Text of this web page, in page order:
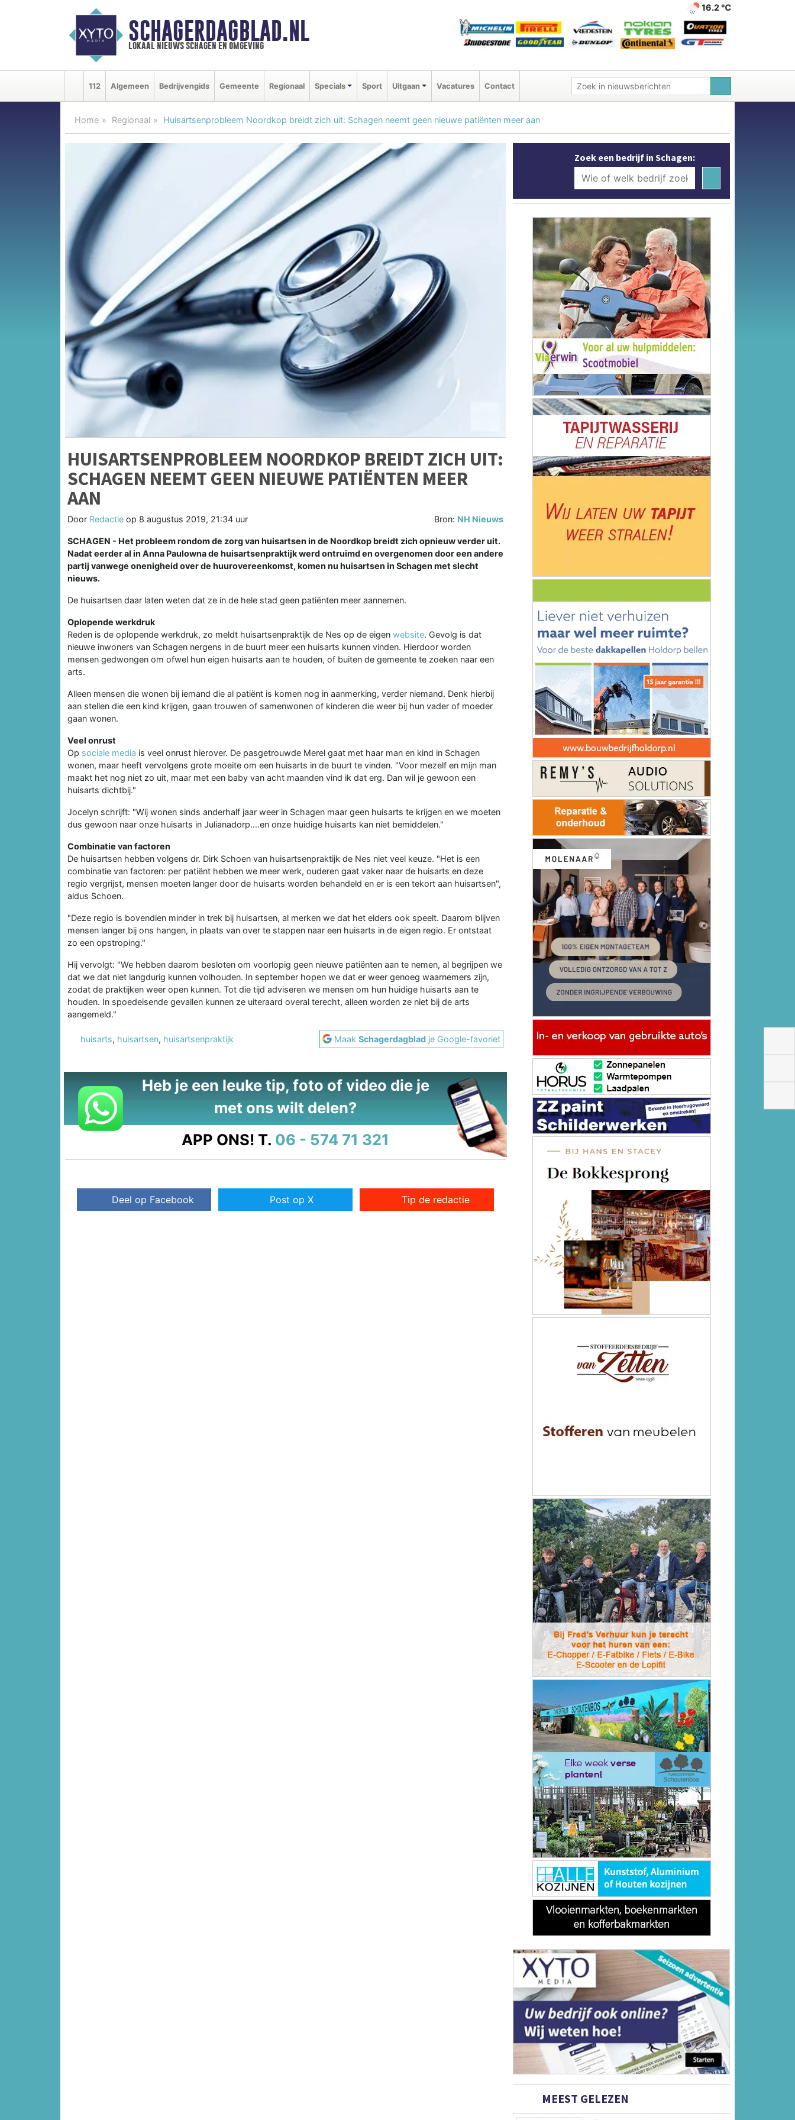
SCHAGERDAGBLAD.NL
lokaal nieuws schagen en omgeving
16.2 ℃
112 Algemeen Bedrijvengids Gemeente Regionaal Specials Sport Uitgaan Vacatures Contact
Home Regionaal Huisartsenprobleem Noordkop breidt zich uit: Schagen neemt geen nieuwe patiënten meer aan
HUISARTSENPROBLEEM NOORDKOP BREIDT ZICH UIT:
SCHAGEN NEEMT GEEN NIEUWE PATIËNTEN MEER
AAN
Door Redactie op 8 augustus 2019, 21:34 uur Bron: NH Nieuws
SCHAGEN - Het probleem rondom de zorg van huisartsen in de Noordkop breidt zich opnieuw verder uit.
Nadat eerder al in Anna Paulowna de huisartsenpraktijk werd ontruimd en overgenomen door een andere
partij vanwege onenigheid over de huurovereenkomst, komen nu huisartsen in Schagen met slecht
nieuws.
De huisartsen daar laten weten dat ze in de hele stad geen patiënten meer aannemen.
Oplopende werkdruk
Reden is de oplopende werkdruk, zo meldt huisartsenpraktijk de Nes op de eigen website. Gevolg is dat
nieuwe inwoners van Schagen nergens in de buurt meer een huisarts kunnen vinden. Hierdoor worden
mensen gedwongen om ofwel hun eigen huisarts aan te houden, of buiten de gemeente te zoeken naar een
arts.
Alleen mensen die wonen bij iemand die al patiënt is komen nog in aanmerking, verder niemand. Denk hierbij
aan stellen die een kind krijgen, gaan trouwen of samenwonen of kinderen die weer bij hun vader of moeder
gaan wonen.
Veel onrust
Op sociale media is veel onrust hierover. De pasgetrouwde Merel gaat met haar man en kind in Schagen
wonen, maar heeft vervolgens grote moeite om een huisarts in de buurt te vinden. "Voor mezelf en mijn man
maakt het nog niet zo uit, maar met een baby van acht maanden vind ik dat erg. Dan wil je gewoon een
huisarts dichtbij."
Jocelyn schrijft: "Wij wonen sinds anderhalf jaar weer in Schagen maar geen huisarts te krijgen en we moeten
dus gewoon naar onze huisarts in Julianadorp....en onze huidige huisarts kan niet bemiddelen."
Combinatie van factoren
De huisartsen hebben volgens dr. Dirk Schoen van huisartsenpraktijk de Nes niet veel keuze. "Het is een
combinatie van factoren: per patiënt hebben we meer werk, ouderen gaat vaker naar de huisarts en deze
regio vergrijst, mensen moeten langer door de huisarts worden behandeld en er is een tekort aan huisartsen",
aldus Schoen.
"Deze regio is bovendien minder in trek bij huisartsen, al merken we dat het elders ook speelt. Daarom blijven
mensen langer bij ons hangen, in plaats van over te stappen naar een huisarts in de eigen regio. Er ontstaat
zo een opstroping."
Hij vervolgt: "We hebben daarom besloten om voorlopig geen nieuwe patiënten aan te nemen, al begrijpen we
dat we dat niet langdurig kunnen volhouden. In september hopen we dat er weer genoeg waarnemers zijn,
zodat de praktijken weer open kunnen. Tot die tijd adviseren we mensen om hun huidige huisarts aan te
houden. In spoedeisende gevallen kunnen ze uiteraard overal terecht, alleen worden ze niet bij de arts
aangemeld."
huisarts, huisartsen, huisartsenpraktijk MaakSchagerdagblad je Google-favoriet
Heb je een leuke tip, foto of video die je
met ons wilt delen?
APP ONS! T. 06 - 574 71 321
Deel op Facebook Post op X Tip de redactie
Zoek een bedrijf in Schagen:
MEEST GELEZEN